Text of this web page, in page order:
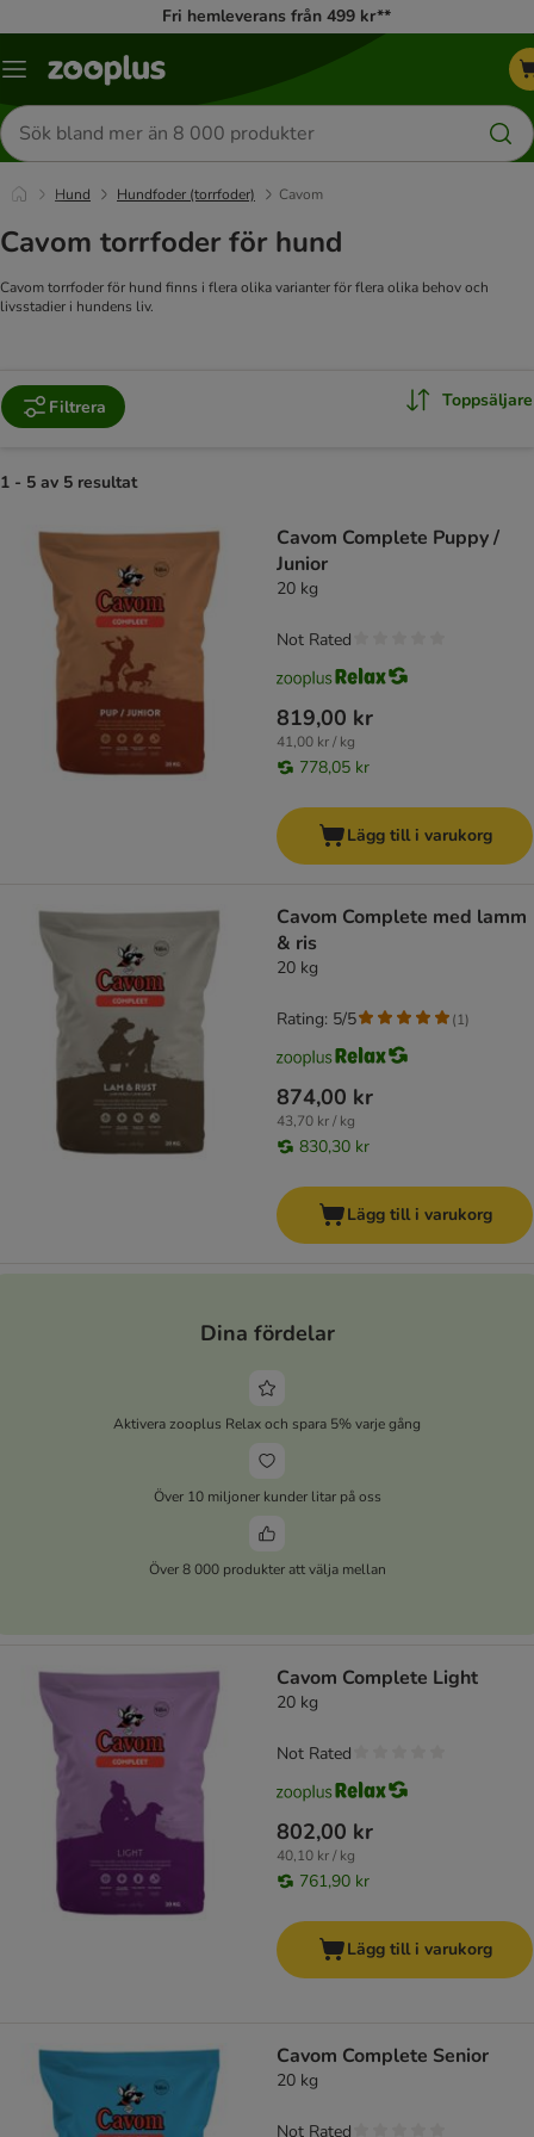
Fri hemleverans från 499 kr**
Katalogmeny
Sök
efter
produkter
Hund Hundfoder (torrfoder) Cavom
Cavom torrfoder för hund
Cavom torrfoder för hund finns i flera olika varianter för flera olika behov och
livsstadier i hundens liv.
Filtrera Toppsäljare
1 - 5 av 5 resultat
Cavom Complete Puppy /
Junior
20 kg
819,00 kr
41,00 kr / kg
778,05 kr
Not Rated
Lägg till i varukorg
Cavom Complete med lamm
& ris
20 kg
874,00 kr
43,70 kr / kg
830,30 kr
Rating: 5/5 (1)
Lägg till i varukorg
Dina fördelar
Aktivera zooplus Relax och spara 5% varje gång
Över 10 miljoner kunder litar på oss
Över 8 000 produkter att välja mellan
Cavom Complete Light
20 kg
802,00 kr
40,10 kr / kg
761,90 kr
Not Rated
Lägg till i varukorg
Cavom Complete Senior
20 kg
Not Rated